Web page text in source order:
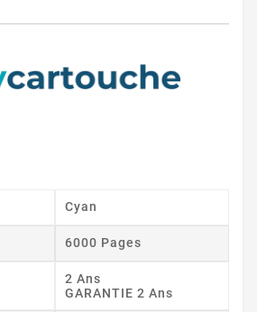
Cyan
6000 Pages
2 Ans
GARANTIE 2 Ans